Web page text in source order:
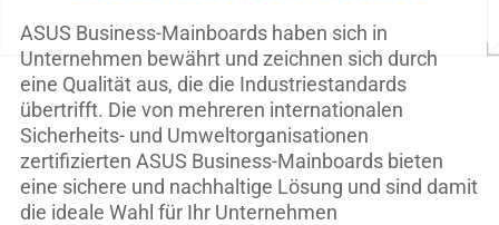
ASUS Business-Mainboards haben sich in
Unternehmen bewährt und zeichnen sich durch
eine Qualität aus, die die Industriestandards
übertrifft. Die von mehreren internationalen
Sicherheits- und Umweltorganisationen
zertifizierten ASUS Business-Mainboards bieten
eine sichere und nachhaltige Lösung und sind damit
die ideale Wahl für Ihr Unternehmen